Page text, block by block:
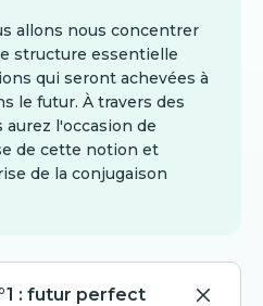
allons nous concentrer
structure essentielle
qui seront achevées à
le futur. À travers des
aurez l'occasion de
de cette notion et
de la conjugaison
: futur perfect